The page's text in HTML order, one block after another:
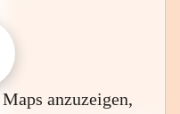
anzuzeigen,